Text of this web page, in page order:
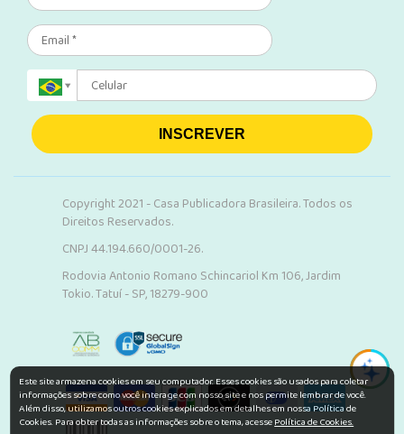
INSCREVER
Copyright 2021 - Casa Publicadora Brasileira. Todos os
Direitos Reservados.
CNPJ 44.194.660/0001-26.
Rodovia Antonio Romano Schincariol Km 106, Jardim
Tokio. Tatuí - SP, 18279-900
Este site armazena cookies em seu computador. Esses cookies são usados para coletar
informações sobre como você interage com nosso site e nos permite lembrar de você.
Além disso, utilizamos outros cookies explicados em detalhes em nossa Política de
Cookies. Para obter todas as informações sobre o tema, acessePolítica de Cookies.